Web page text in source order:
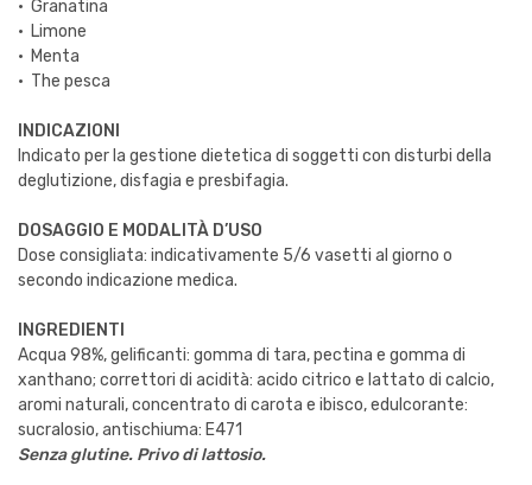
· Granatina
· Limone
· Menta
· The pesca
INDICAZIONI
Indicato per la gestione dietetica di soggetti con disturbi della
deglutizione, disfagia e presbifagia.
DOSAGGIO E MODALITÀ D’USO
Dose consigliata: indicativamente 5/6 vasetti al giorno o
secondo indicazione medica.
INGREDIENTI
Acqua 98%, gelificanti: gomma di tara, pectina e gomma di
xanthano; correttori di acidità: acido citrico e lattato di calcio,
aromi naturali, concentrato di carota e ibisco, edulcorante:
sucralosio, antischiuma: E471
Senza glutine. Privo di lattosio.